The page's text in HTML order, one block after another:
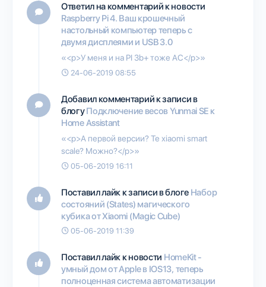
Ответил на комментарий к новости
Raspberry Pi 4. Ваш крошечный
настольный компьютер теперь с
двумя дисплеями и USB 3.0
«<p>У меня и на PI 3b+ тоже AC</p>»
24-06-2019 08:55
Добавил комментарий к записи в
блогуПодключение весов Yunmai SE к
Home Assistant
«<p>А первой версии? Те xiaomi smart
scale? Можно?</p>»
05-06-2019 16:11
Поставил лайк к записи в блоге Набор
состояний (States) магического
кубика от Xiaomi (Magic Cube)
05-06-2019 11:39
Поставил лайк к новости HomeKit -
умный дом от Apple в IOS13, теперь
полноценная система автоматизации